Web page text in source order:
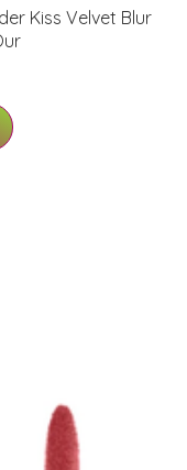
Kiss Velvet Blur